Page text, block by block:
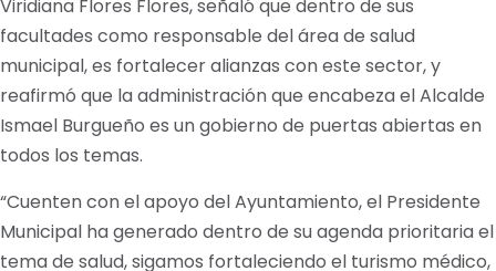
Viridiana Flores Flores, señaló que dentro de sus
facultades como responsable del área de salud
municipal, es fortalecer alianzas con este sector, y
reafirmó que la administración que encabeza el Alcalde
Ismael Burgueño es un gobierno de puertas abiertas en
todos los temas.
“Cuenten con el apoyo del Ayuntamiento, el Presidente
Municipal ha generado dentro de su agenda prioritaria el
tema de salud, sigamos fortaleciendo el turismo médico,